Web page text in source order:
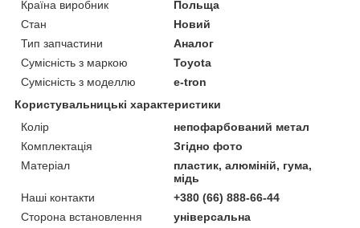
Країна виробник
Польща
Стан
Новий
Тип запчастини
Аналог
Сумісність з маркою
Toyota
Сумісність з моделлю
e-tron
Користувальницькі характеристики
Колір
непофарбований метал
Комплектація
Згідно фото
Матеріал
пластик, алюміній, гума,
мідь
Наші контакти
+380 (66) 888-66-44
Сторона встановлення
універсальна